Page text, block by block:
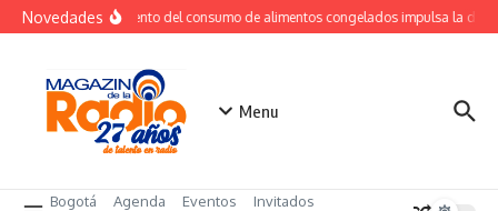
Saltar al contenido
NovedadesCrecimiento del consumo de alimentos congelados impulsa la
Menu
Bogotá Agenda Eventos
Invitados